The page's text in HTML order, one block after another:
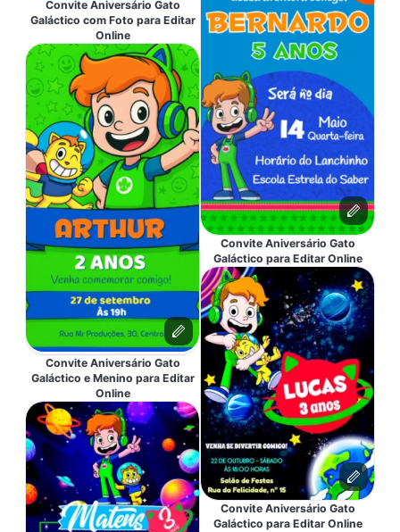
Convite Aniversário Gato
Galáctico com Foto para Editar
Online
Convite Aniversário Gato
Galáctico e Menino para Editar
Online
Convite Aniversário Gato
Galáctico para Editar Online
Convite Aniversário Gato
Galáctico para Editar Online